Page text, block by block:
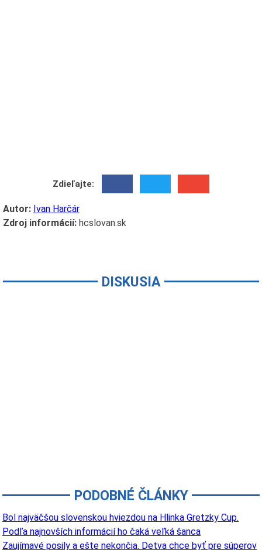
Zdieľajte:
Autor: Ivan Harčár
Zdroj informácií:hcslovan.sk
DISKUSIA
PODOBNÉ ČLÁNKY
Bol najväčšou slovenskou hviezdou na Hlinka Gretzky Cup.
Podľa najnovších informácií ho čaká veľká šanca
Zaujímavé posily a ešte nekončia. Detva chce byť pre súperov